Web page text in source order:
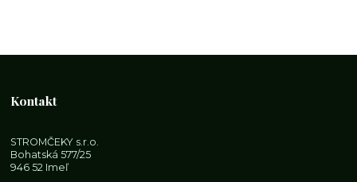
Kontakt
STROMČEKY s.r.o.
Bohatská 577/25
946 52 Imeľ